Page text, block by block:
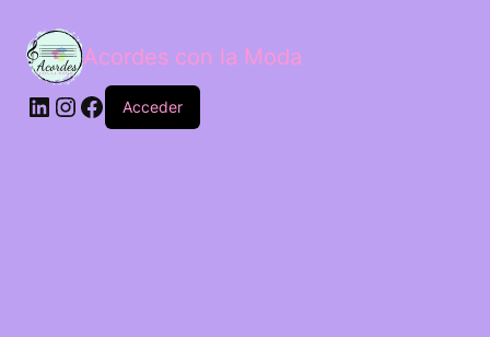
Acordes con la Moda
Acceder